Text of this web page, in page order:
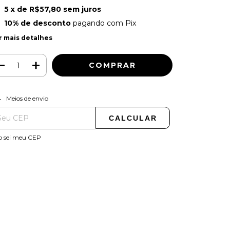
5 x de R$57,80 sem juros
10% de descontopagando com Pix
mais detalhes
para o CEP:
Meios de envio
CALCULAR
sei meu CEP